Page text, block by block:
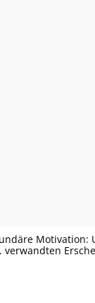
Motivation:
verwandten